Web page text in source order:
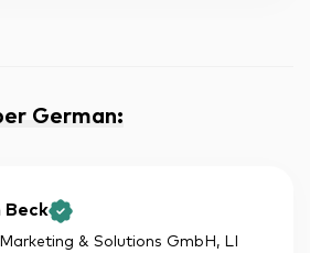
German:
Beck
& Solutions GmbH , LI